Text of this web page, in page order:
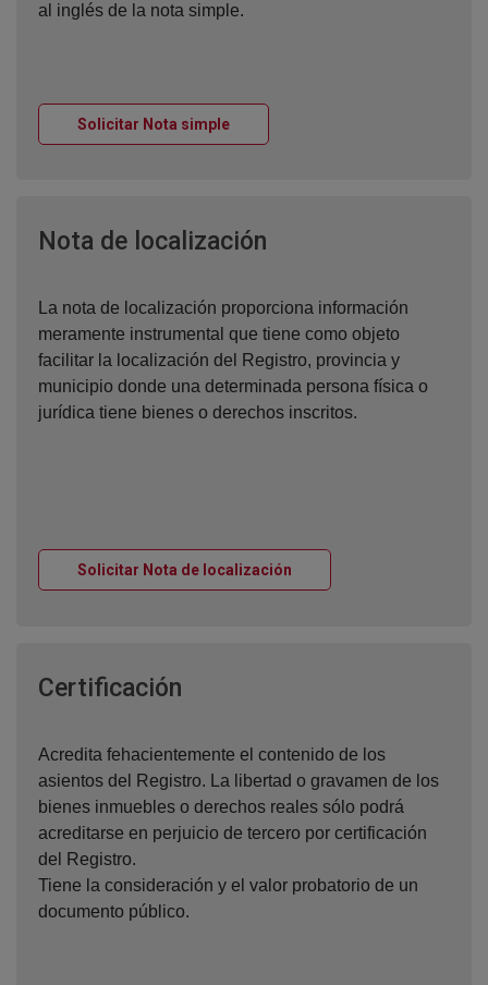
al inglés de la nota simple.
Solicitar Nota simpleVentana nueva
Nota de localización
La nota de localización proporciona información
meramente instrumental que tiene como objeto
facilitar la localización del Registro, provincia y
municipio donde una determinada persona física o
jurídica tiene bienes o derechos inscritos.
Solicitar Nota de localización
Certificación
Acredita fehacientemente el contenido de los
asientos del Registro. La libertad o gravamen de los
bienes inmuebles o derechos reales sólo podrá
acreditarse en perjuicio de tercero por certificación
del Registro.
Tiene la consideración y el valor probatorio de un
documento público.